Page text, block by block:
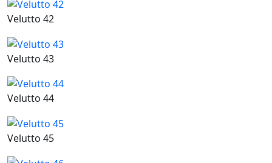
Velutto 42
Velutto 43
Velutto 44
Velutto 45